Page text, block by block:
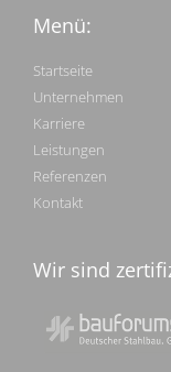
Menü:
Startseite
Unternehmen
Karriere
Leistungen
Referenzen
Kontakt
Wir sind